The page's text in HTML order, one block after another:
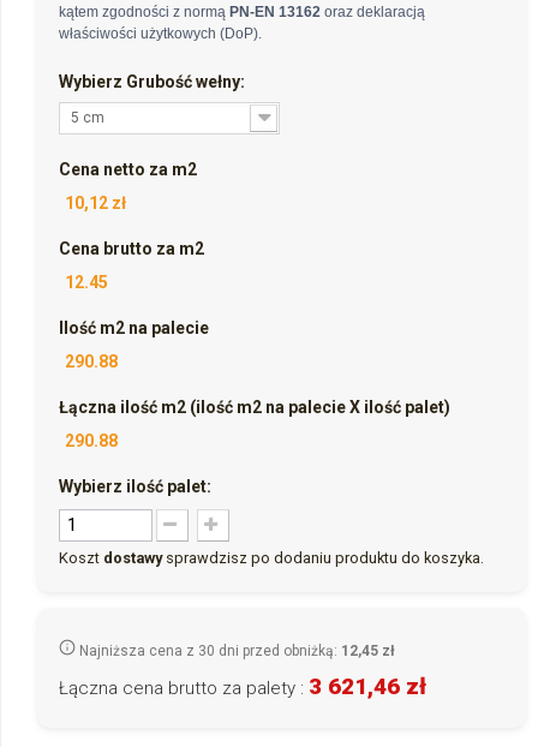
kątem zgodności z normą PN-EN 13162 oraz deklaracją
właściwości użytkowych (DoP).
Wybierz Grubość wełny:
5 cm
Cena netto za m2
10,12 zł
Cena brutto za m2
12.45
Ilość m2 na palecie
290.88
Łączna ilość m2 (ilość m2 na palecie X ilość palet)
290.88
Wybierz ilość palet:
Koszt dostawysprawdzisz po dodaniu produktu do koszyka.
Najniższa cena z 30 dni przed obniżką: 12,45 zł
Łączna cena brutto za palety : 3 621,46 zł